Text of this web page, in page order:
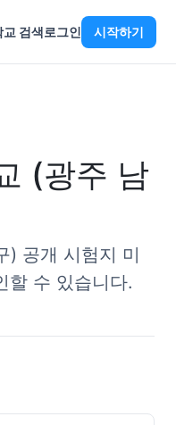
교 검색로그인 시작하기
(광주 남
) 공개 시험지 미
할 수 있습니다.